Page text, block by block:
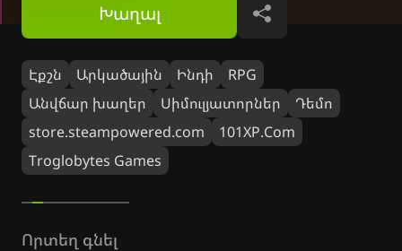
Էքշն Արկածային Ինդի
RPG
Անվճար խաղեր
Սիմուլյատորներ
Դեմո
store.steampowered.com
101XP.Com
Troglobytes Games
Խաղալ Կիսվել
Որտեղ գնել